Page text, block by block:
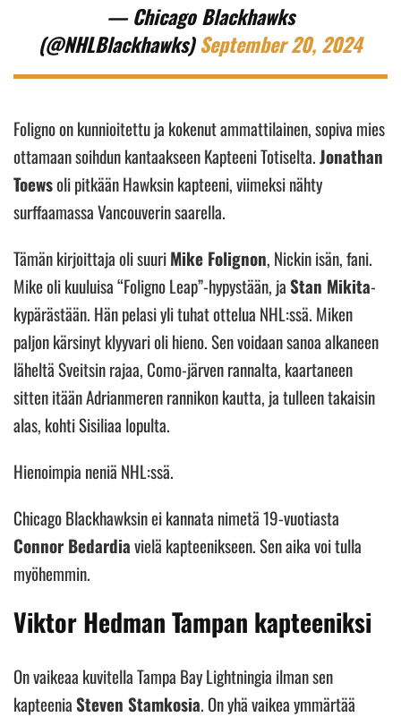
— Chicago Blackhawks
(@NHLBlackhawks)September 20, 2024
Foligno on kunnioitettu ja kokenut ammattilainen, sopiva mies
ottamaan soihdun kantaakseen Kapteeni Totiselta.Jonathan
Toewsoli pitkään Hawksin kapteeni, viimeksi nähty
surffaamassa Vancouverin saarella.
Tämän kirjoittaja oli suuriMike Folignon, Nickin isän, fani.
Mike oli kuuluisa “Foligno Leap”-hypystään, jaStan Mikita-
kypärästään. Hän pelasi yli tuhat ottelua NHL:ssä. Miken
paljon kärsinyt klyyvari oli hieno. Sen voidaan sanoa alkaneen
läheltä Sveitsin rajaa, Como-järven rannalta, kaartaneen
sitten itään Adrianmeren rannikon kautta, ja tulleen takaisin
alas, kohti Sisiliaa lopulta.
Hienoimpia neniä NHL:ssä.
Chicago Blackhawksin ei kannata nimetä 19-vuotiasta
Connor Bedardiavielä kapteenikseen. Sen aika voi tulla
myöhemmin.
Viktor Hedman Tampan kapteeniksi
On vaikeaa kuvitella Tampa Bay Lightningia ilman sen
kapteeniaSteven Stamkosia. On yhä vaikea ymmärtää